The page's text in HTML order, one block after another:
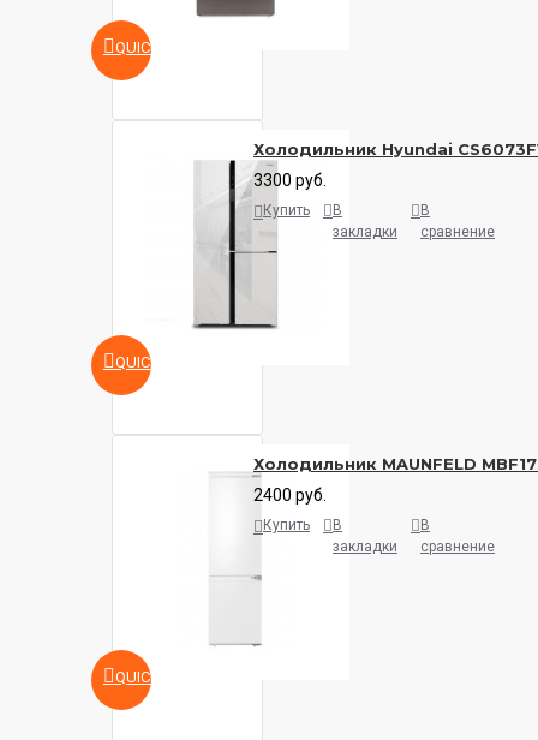
QUICKVIEW
QUICKVIEW
Холодильник Hyundai
3300 руб.
Купить
В
закладки
В
сравнение
QUICKVIEW
Холодильник MAUNFELD
2400 руб.
Купить
В
закладки
В
сравнение